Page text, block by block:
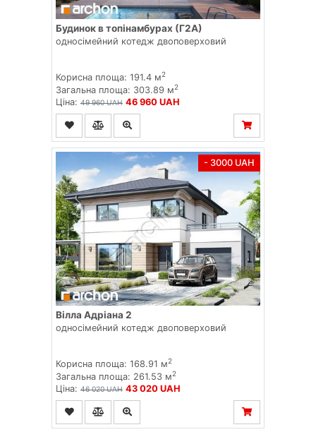
Будинок в топінамбурах (Г2А)
односімейний котедж двоповерховий
Корисна площа: 191.4 м2
Загальна площа: 303.89 м2
Ціна: 49 960 UAH 46 960 UAH
- 3000 UAH
Вілла Адріана 2
односімейний котедж двоповерховий
Корисна площа: 168.91 м2
Загальна площа: 261.53 м2
Ціна: 46 020 UAH 43 020 UAH